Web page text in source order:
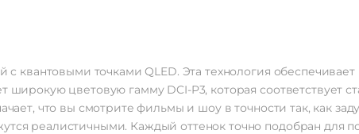
с квантовыми точками QLED. Эта технология
цветовую гамму DCI-P3, которая соответствует
что вы смотрите фильмы и шоу в точности так, как
реалистичными. Каждый оттенок точно подобран для